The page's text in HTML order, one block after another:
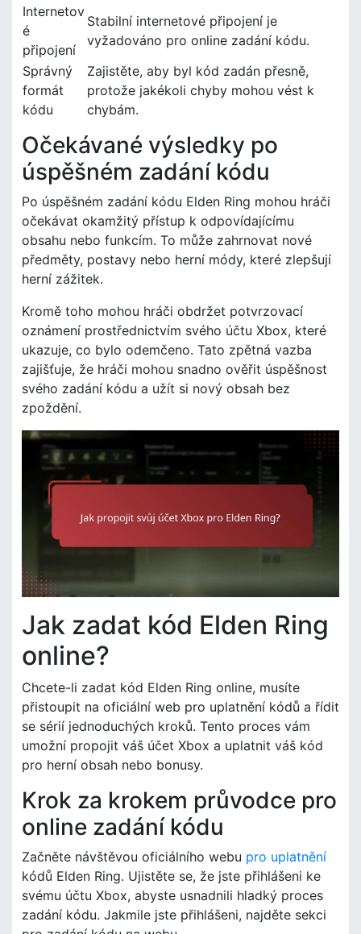
Internetov
é
připojení
Stabilní internetové připojení je
vyžadováno pro online zadání kódu.
Správný
formát
kódu
Zajistěte, aby byl kód zadán přesně,
protože jakékoli chyby mohou vést k
chybám.
Očekávané výsledky po
úspěšném zadání kódu
Po úspěšném zadání kódu Elden Ring mohou hráči
očekávat okamžitý přístup k odpovídajícímu
obsahu nebo funkcím. To může zahrnovat nové
předměty, postavy nebo herní módy, které zlepšují
herní zážitek.
Kromě toho mohou hráči obdržet potvrzovací
oznámení prostřednictvím svého účtu Xbox, které
ukazuje, co bylo odemčeno. Tato zpětná vazba
zajišťuje, že hráči mohou snadno ověřit úspěšnost
svého zadání kódu a užít si nový obsah bez
zpoždění.
Jak zadat kód Elden Ring
online?
Chcete-li zadat kód Elden Ring online, musíte
přistoupit na oficiální web pro uplatnění kódů a řídit
se sérií jednoduchých kroků. Tento proces vám
umožní propojit váš účet Xbox a uplatnit váš kód
pro herní obsah nebo bonusy.
Krok za krokem průvodce pro
online zadání kódu
Začněte návštěvou oficiálního webu pro uplatnění
kódů Elden Ring. Ujistěte se, že jste přihlášeni ke
svému účtu Xbox, abyste usnadnili hladký proces
zadání kódu. Jakmile jste přihlášeni, najděte sekci